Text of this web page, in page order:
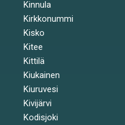
Kinnula
Kirkkonummi
Kisko
Kitee
Kittilä
Kiukainen
Kiuruvesi
Kivijärvi
Kodisjoki